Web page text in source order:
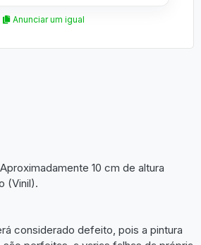
Anunciar um igual
10 cm de altura
(Vinil).
considerado defeito, pois a pintura